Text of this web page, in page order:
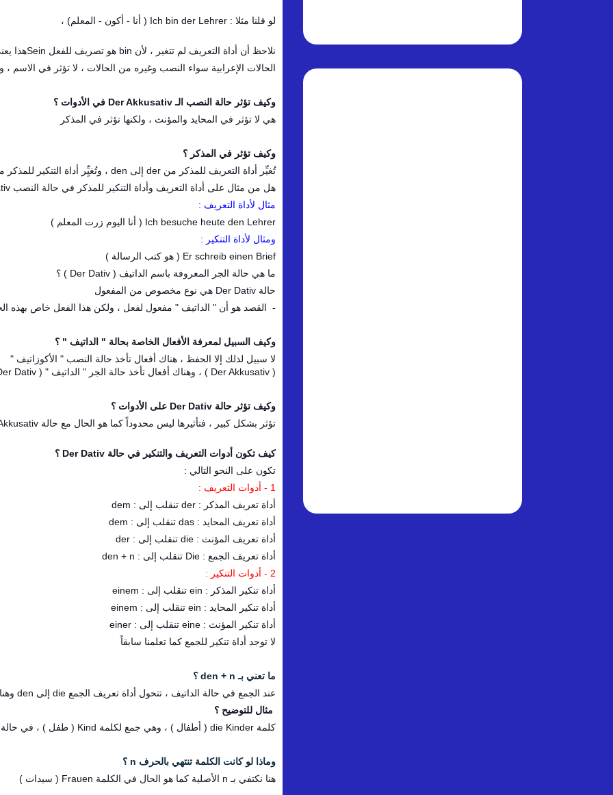
لو قلنا مثلا : Ich bin der Lehrer ( أنا - أكون - المعلم) ،
نلاحظ أن أداة التعريف لم تتغير ، لأن bin هو تصريف للفعل Seinهذا يعني أن حالة النصب لا تغيير سوى الأداة ؟
الحالات الإعرابية سواء النصب وغيره من الحالات ، لا تؤثر في الاسم ،
وكيف تؤثر حالة النصب الـ Der Akkusativ في الأدوات ؟
هي لا تؤثر في المحايد والمؤنث ، ولكنها تؤثر في المذكر
وكيف تؤثر في المذكر ؟
تُغيِّر أداة التعريف للمذكر من der إلى den ، وتُغيِِّر أداة التنكير للمذكر من ein إلى einen
هل من مثال على أداة التعريف وأداة التنكير للمذكر في حالة النصب Der Akkusativ ؟
مثال لأداة التعريف :
Ich besuche heute den Lehrer ( أنا اليوم زرت المعلم )
ومثال لأداة التنكير :
Er schreib einen Brief ( هو كتب الرسالة )
ما هي حالة الجر المعروفة باسم الداتيف ( Der Dativ ) ؟
حالة Der Dativ هي نوع مخصوص من المفعول
- القصد هو أن " الداتيف " مفعول لفعل ، ولكن هذا الفعل خاص بهذه
وكيف السبيل لمعرفة الأفعال الخاصة بحالة " الداتيف " ؟
لا سبيل لذلك إلا الحفظ ، هناك أفعال تأخذ حالة النصب " الأكوزاتيف "
( Der Akkusativ ) ، وهناك أفعال تأخذ حالة الجر " الداتيف " ( Der Dativ )
وكيف تؤثر حالة Der Dativ على الأدوات ؟
تؤثر بشكل كبير ، فتأثيرها ليس محدوداً كما هو الحال مع حالة Der Akkusativ ،
كيف تكون أدوات التعريف والتنكير في حالة Der Dativ ؟
تكون على النحو التالي :
1 - أدوات التعريف :
أداة تعريف المذكر : der تنقلب إلى : dem
أداة تعريف المحايد : das تنقلب إلى : dem
أداة تعريف المؤنث : die تنقلب إلى : der
أداة تعريف الجمع : Die تنقلب إلى : den + n
2 - أدوات التنكير :
أداة تنكير المذكر : ein تنقلب إلى : einem
أداة تنكير المحايد : ein تنقلب إلى : einem
أداة تنكير المؤنث : eine تنقلب إلى : einer
لا توجد أداة تنكير للجمع كما تعلمنا سابقاً
ما تعني بـ den + n ؟
عند الجمع في حالة الداتيف ، تتحول أداة تعريف الجمع die إلى den وهنا نضيف الحرف n إلى نهاية الكلمة .
مثال للتوضيح ؟
كلمة die Kinder ( أطفال ) ، وهي جمع لكلمة Kind ( طفل ) ، في حالة الداتيف تصبح den Kindern
وماذا لو كانت الكلمة تنتهي بالحرف n ؟
هنا نكتفي بـ n الأصلية كما هو الحال في الكلمة Frauen ( سيدات )